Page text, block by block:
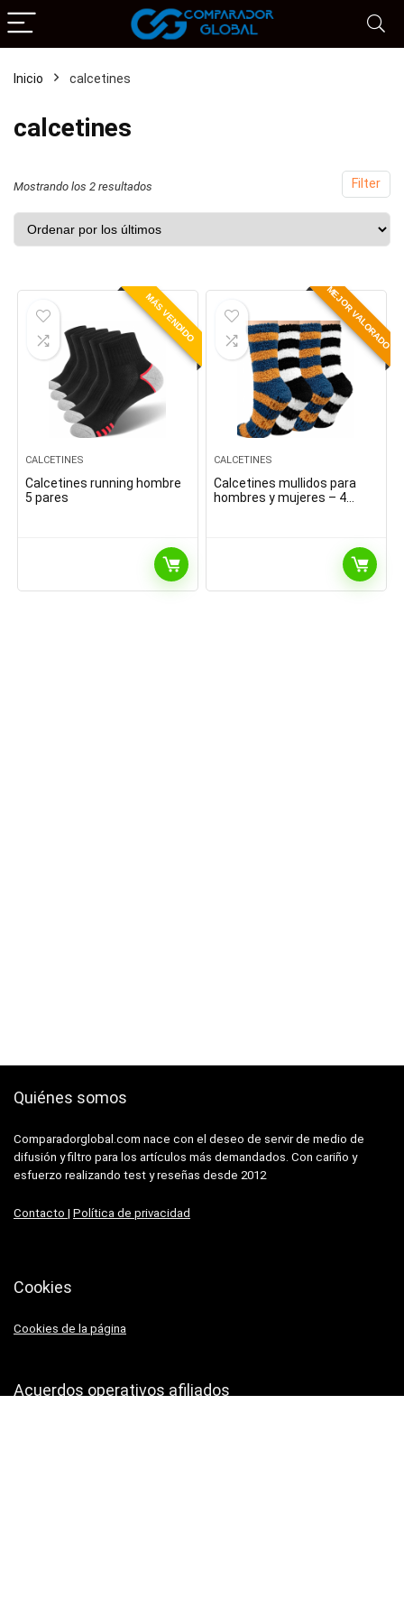
Inicio calcetines
calcetines
Filter
Mostrando los 2 resultados
MÁS VENDIDO
CALCETINES
Calcetines running hombre
5 pares
MEJOR VALORADO
CALCETINES
Calcetines mullidos para
hombres y mujeres – 4
Quiénes somos
Comparadorglobal.com nace con el deseo de servir de medio de
difusión y filtro para los artículos más demandados. Con cariño y
esfuerzo realizando test y reseñas desde 2012
Contacto | Política de privacidad
Cookies
Cookies de la página
Acuerdos operativos afiliados